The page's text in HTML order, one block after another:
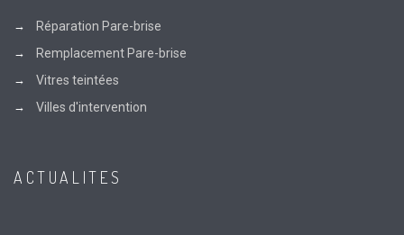
Réparation Pare-brise
Remplacement Pare-brise
Vitres teintées
Villes d'intervention
ACTUALITES